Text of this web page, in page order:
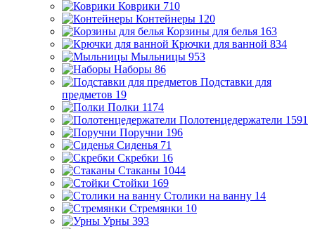
Коврики 710
Контейнеры 120
Корзины для белья 163
Крючки для ванной 834
Мыльницы 953
Наборы 86
Подставки для
предметов 19
Полки 1174
Полотенцедержатели 1591
Поручни 196
Сиденья 71
Скребки 16
Стаканы 1044
Стойки 169
Столики на ванну 14
Стремянки 10
Урны 393